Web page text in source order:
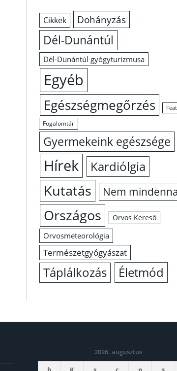
Cikkek Dohányzás
Dél-Dunántúl
Dél-Dunántúl gyógyturizmusa
Egyéb
Egészségmegőrzés
Fogalomtár
Gyermekeink egészsége
Hírek Kardiólgia
Kutatás Nem
Országos Orvos Kereső
Orvosmeteorológia
Természetgyógyászat
Táplálkozás Életmód
2026. augusztus